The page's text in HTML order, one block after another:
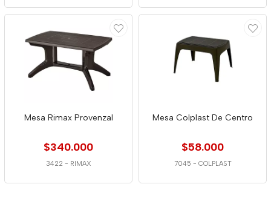
Mesa Rimax Provenzal
$340.000
3422 - RIMAX
Mesa Colplast De Centro
$58.000
7045 - COLPLAST